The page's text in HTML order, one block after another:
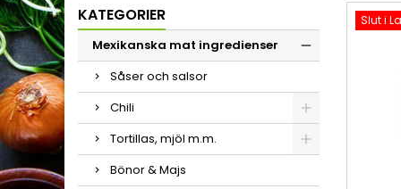
KATEGORIER
Mexikanska mat ingredienser
Såser och salsor
Chili
Tortillas, mjöl m.m.
Bönor & Majs
Slut i